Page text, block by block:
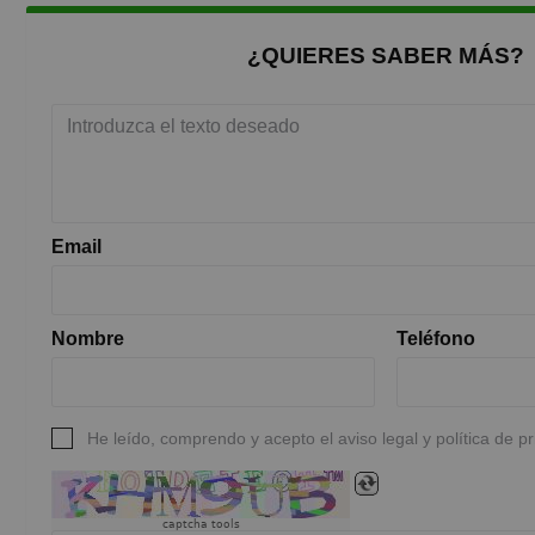
¿QUIERES SABER MÁS?
Email
Nombre Teléfono
He leído, comprendo y acepto el aviso legal y política de
captcha tools